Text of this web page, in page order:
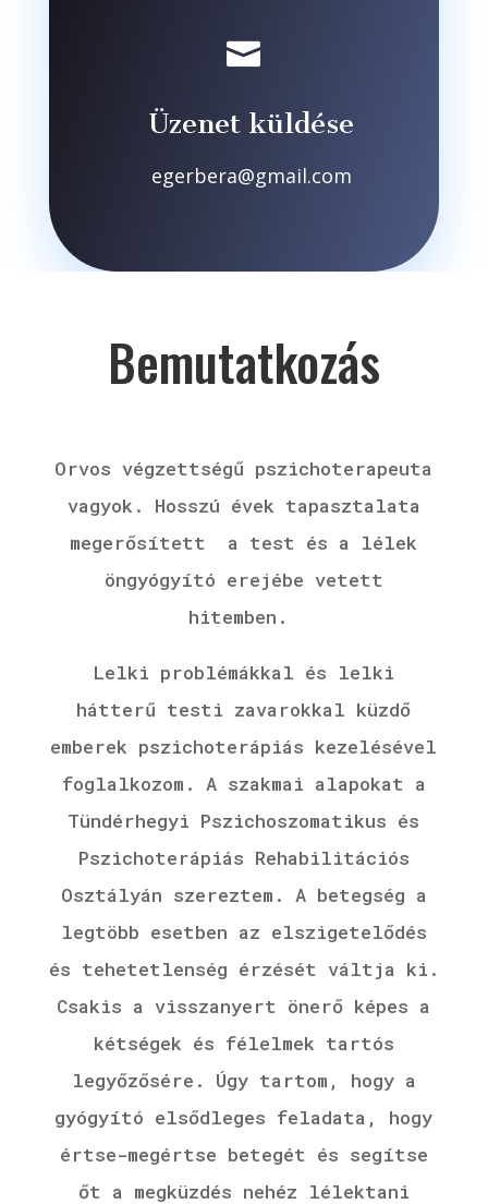

Üzenet küldése
egerbera@gmail.com
Bemutatkozás
Orvos végzettségű pszichoterapeuta
vagyok. Hosszú évek tapasztalata
megerősített a test és a lélek
öngyógyító erejébe vetett
hitemben.
Lelki problémákkal és lelki
hátterű testi zavarokkal küzdő
emberek pszichoterápiás kezelésével
foglalkozom. A szakmai alapokat a
Tündérhegyi Pszichoszomatikus és
Pszichoterápiás Rehabilitációs
Osztályán szereztem. A betegség a
legtöbb esetben az elszigetelődés
és tehetetlenség érzését váltja ki.
Csakis a visszanyert önerő képes a
kétségek és félelmek tartós
legyőzősére. Úgy tartom, hogy a
gyógyító elsődleges feladata, hogy
értse-megértse betegét és segítse
őt a megküzdés nehéz lélektani